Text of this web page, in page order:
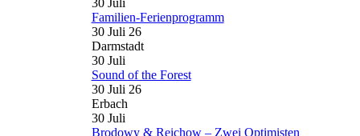
30 Juli
Familien-Ferienprogramm
30 Juli 26
Darmstadt
30 Juli
Sound of the Forest
30 Juli 26
Erbach
30 Juli
Brodowy & Reichow – Zwei Optimisten